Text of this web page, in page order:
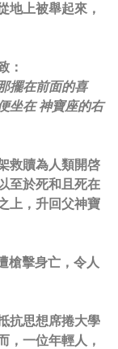
地上被舉起來，
：
擺在前面的喜
坐在 神寶座的右
救贖為人類開啓
至於死和且死在
上，升回父神寶
槍擊身亡，令人
抗思想席捲大學
，一位年輕人，